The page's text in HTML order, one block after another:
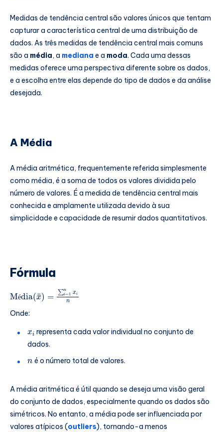
Medidas de tendência central são valores únicos que tentam
capturar a característica central de uma distribuição de
dados. As três medidas de tendência central mais comuns
são a média, a mediana e a moda. Cada uma dessas
medidas oferece uma perspectiva diferente sobre os dados,
e a escolha entre elas depende do tipo de dados e da análise
desejada.
A Média
A média aritmética, frequentemente referida simplesmente
como média, é a soma de todos os valores dividida pelo
número de valores. É a medida de tendência central mais
conhecida e amplamente utilizada devido à sua
simplicidade e capacidade de resumir dados quantitativos.
Fórmula
Média(x
¯) = ∑n
i=1 xi
n
Média(x¯)=∑i =1nxin
Onde:
xi
xi representa cada valor individual no conjunto de
dados.
n
n é o número total de valores.
A média aritmética é útil quando se deseja uma visão geral
do conjunto de dados, especialmente quando os dados são
simétricos. No entanto, a média pode ser influenciada por
valores atípicos (outliers), tornando-a menos